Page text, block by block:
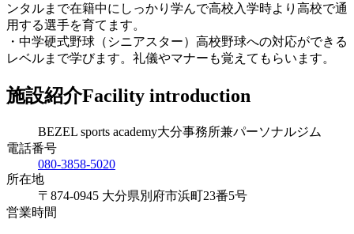
ンタルまで在籍中にしっかり学んで高校入学時より高校で通
用する選手を育てます。
・中学硬式野球（シニアスター）高校野球への対応ができる
レベルまで学びます。礼儀やマナーも覚えてもらいます。
施設紹介Facility introduction
BEZEL sports academy大分事務所兼パーソナルジム
電話番号
080-3858-5020
所在地
〒874-0945 大分県別府市浜町23番5号
営業時間